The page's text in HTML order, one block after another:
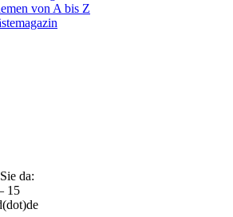
von A bis Z
da:
15